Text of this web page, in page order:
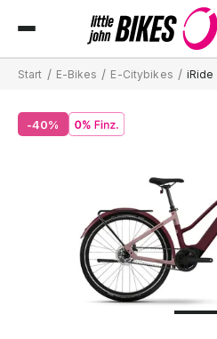
Start / E-Bikes / E-Citybikes / iRide
-40%